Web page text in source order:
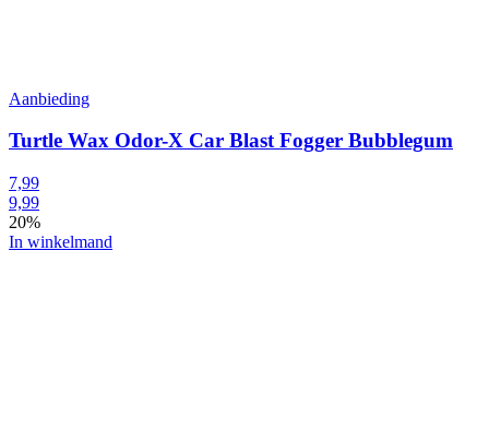
Aanbieding
Turtle Wax Odor-X Car Blast Fogger Bubblegum
7,99
9,99
20%
In winkelmand